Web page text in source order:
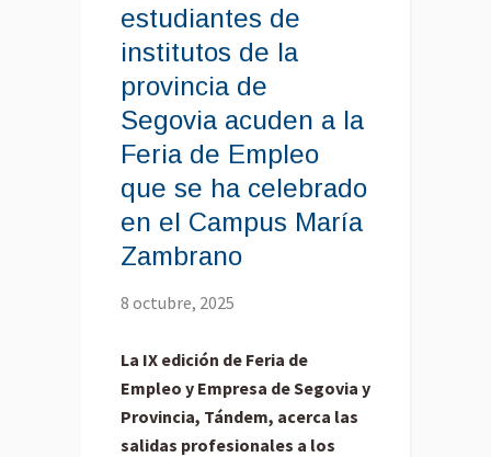
estudiantes de
institutos de la
provincia de
Segovia acuden a la
Feria de Empleo
que se ha celebrado
en el Campus María
Zambrano
8 octubre, 2025
La IX edición de Feria de
Empleo y Empresa de Segovia y
Provincia, Tándem, acerca las
salidas profesionales a los